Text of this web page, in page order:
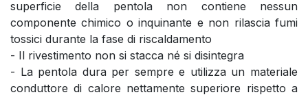
superficie della pentola non contiene nessun
componente chimico o inquinante e non rilascia fumi
tossici durante la fase di riscaldamento
- Il rivestimento non si stacca né si disintegra
- La pentola dura per sempre e utilizza un materiale
conduttore di calore nettamente superiore rispetto a